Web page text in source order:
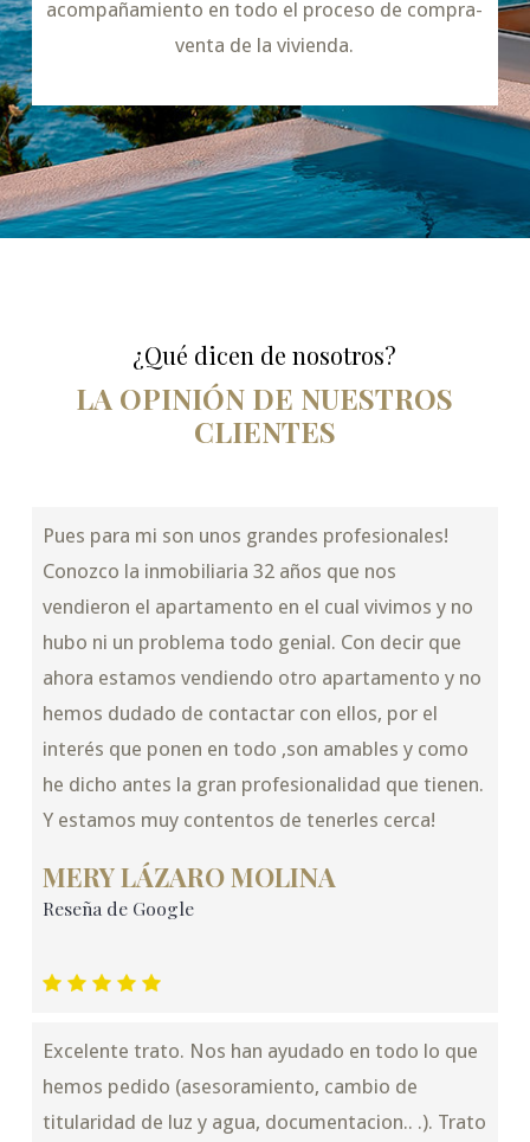
acompañamiento en todo el proceso de compra-
venta de la vivienda.
¿Qué dicen de nosotros?
LA OPINIÓN DE NUESTROS
CLIENTES
Pues para mi son unos grandes profesionales!
Conozco la inmobiliaria 32 años que nos
vendieron el apartamento en el cual vivimos y no
hubo ni un problema todo genial. Con decir que
ahora estamos vendiendo otro apartamento y no
hemos dudado de contactar con ellos, por el
interés que ponen en todo ,son amables y como
he dicho antes la gran profesionalidad que tienen.
Y estamos muy contentos de tenerles cerca!
MERY LÁZARO MOLINA
Reseña de Google
Excelente trato. Nos han ayudado en todo lo que
hemos pedido (asesoramiento, cambio de
titularidad de luz y agua, documentacion.. .). Trato